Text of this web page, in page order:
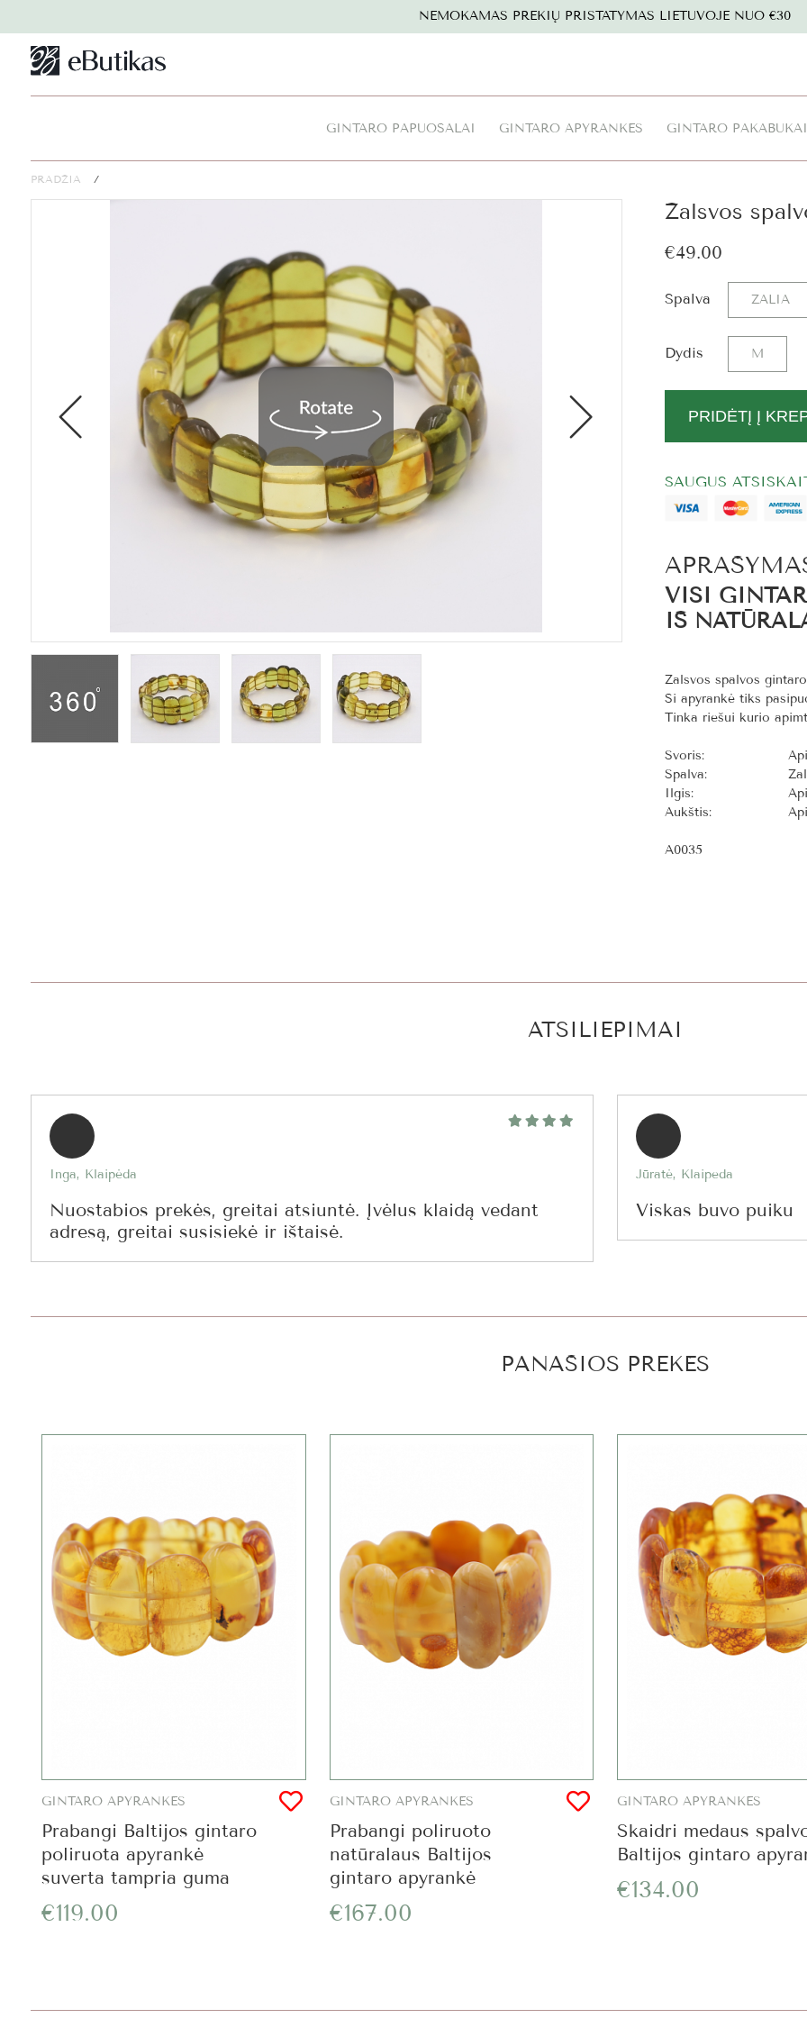
NEMOKAMAS PREKIŲ PRISTATYMAS LIETUVOJE NUO €30
GINTARO PAPUOŠALAI GINTARO APYRANKĖS GINTARO PAKABUKAI
PRADŽIA /
Žalsvos
€49.00
Spalva ŽALIA
Dydis M
PRIDĖTĮ Į
SAUGUS
VISI
IŠ
Žalsvos spalvos
Ši apyrankė tiks
Tinka riešui kurio
Svoris:
Spalva:
Ilgis:
Aukštis:
A0035
ATSILIEPIMAI
Inga, Klaipėda
Nuostabios prekės, greitai atsiuntė. Įvėlus klaidą vedant
adresą, greitai susisiekė ir ištaisė.
Jūratė, Klaipeda
Viskas buvo puiku
PANAŠIOS PREKĖS
GINTARO APYRANKĖS
Prabangi Baltijos gintaro
poliruota apyrankė
suverta tampria guma
€119.00
GINTARO APYRANKĖS
Prabangi poliruoto
natūralaus Baltijos
gintaro apyrankė
€167.00
GINTARO APYRANKĖS
Skaidri medaus
Baltijos gintaro
€134.00